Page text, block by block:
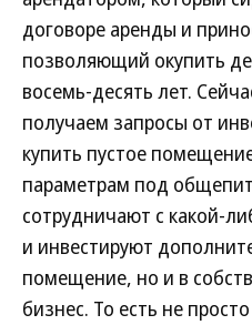
договоре аренды и
позволяющий окупить
восемь-десять лет.
получаем запросы от
купить пустое
параметрам под
сотрудничают с какой-
и инвестируют
помещение, но и в
бизнес. То есть не